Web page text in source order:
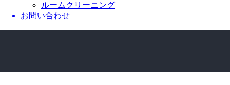
ルームクリーニング
お問い合わせ